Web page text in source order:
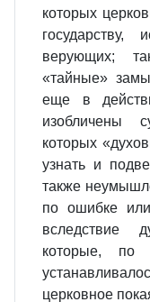
которых
верующих;
«тайные»
еще в
изобличены
которых
узнать и
также
по ошибке
вследствие
которые,
церковное